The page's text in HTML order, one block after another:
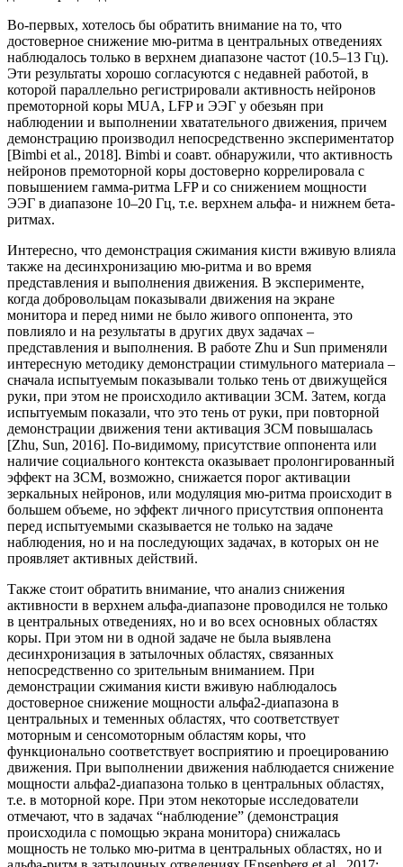
Во-первых, хотелось бы обратить внимание на то, что
достоверное снижение мю-ритма в центральных отведениях
наблюдалось только в верхнем диапазоне частот (10.5–13 Гц).
Эти результаты хорошо согласуются с недавней работой, в
которой параллельно регистрировали активность нейронов
премоторной коры MUA, LFP и ЭЭГ у обезьян при
наблюдении и выполнении хватательного движения, причем
демонстрацию производил непосредственно экспериментатор
[Bimbi et al., 2018]. Bimbi и соавт. обнаружили, что активность
нейронов премоторной коры достоверно коррелировала с
повышением гамма-ритма LFP и со снижением мощности
ЭЭГ в диапазоне 10–20 Гц, т.е. верхнем альфа- и нижнем бета-
ритмах.
Интересно, что демонстрация сжимания кисти вживую влияла
также на десинхронизацию мю-ритма и во время
представления и выполнения движения. В эксперименте,
когда добровольцам показывали движения на экране
монитора и перед ними не было живого оппонента, это
повлияло и на результаты в других двух задачах –
представления и выполнения. В работе Zhu и Sun применяли
интересную методику демонстрации стимульного материала –
сначала испытуемым показывали только тень от движущейся
руки, при этом не происходило активации ЗСМ. Затем, когда
испытуемым показали, что это тень от руки, при повторной
демонстрации движения тени активация ЗСМ повышалась
[Zhu, Sun, 2016]. По-видимому, присутствие оппонента или
наличие социального контекста оказывает пролонгированный
эффект на ЗСМ, возможно, снижается порог активации
зеркальных нейронов, или модуляция мю-ритма происходит в
большем объеме, но эффект личного присутствия оппонента
перед испытуемыми сказывается не только на задаче
наблюдения, но и на последующих задачах, в которых он не
проявляет активных действий.
Также стоит обратить внимание, что анализ снижения
активности в верхнем альфа-диапазоне проводился не только
в центральных отведениях, но и во всех основных областях
коры. При этом ни в одной задаче не была выявлена
десинхронизация в затылочных областях, связанных
непосредственно со зрительным вниманием. При
демонстрации сжимания кисти вживую наблюдалось
достоверное снижение мощности альфа2-диапазона в
центральных и теменных областях, что соответствует
моторным и сенсомоторным областям коры, что
функционально соответствует восприятию и проецированию
движения. При выполнении движения наблюдается снижение
мощности альфа2-диапазона только в центральных областях,
т.е. в моторной коре. При этом некоторые исследователи
отмечают, что в задачах “наблюдение” (демонстрация
происходила с помощью экрана монитора) снижалась
мощность не только мю-ритма в центральных областях, но и